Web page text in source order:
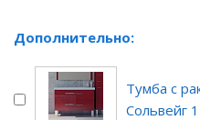
Дополнительно:
Тумба с
Сольвейг